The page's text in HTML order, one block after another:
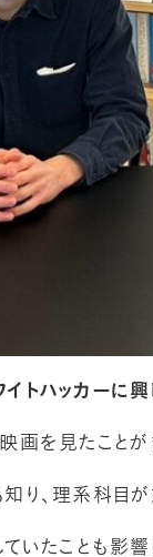
トハッカーに
画を見たことが
り、理系科目
たことも影響